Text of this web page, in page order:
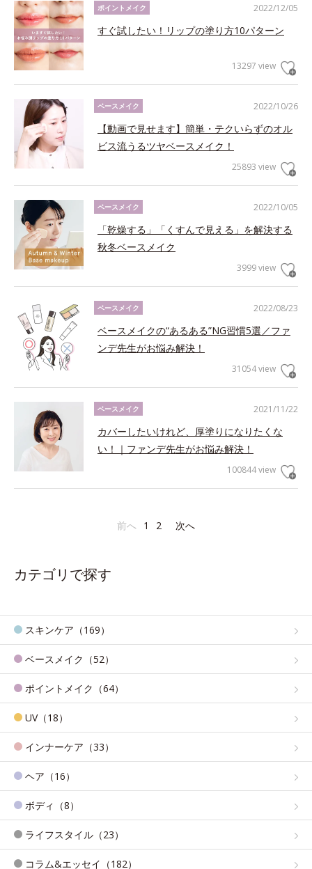
2022/12/05
ポイントメイク
すぐ試したい！リップの塗り方10パターン
13297 view
2022/10/26
ベースメイク
【動画で見せます】簡単・テクいらずのオル
ビス流うるツヤベースメイク！
25893 view
2022/10/05
ベースメイク
「乾燥する」「くすんで見える」を解決する
秋冬ベースメイク
3999 view
2022/08/23
ベースメイク
ベースメイクの“あるある”NG習慣5選／ファ
ンデ先生がお悩み解決！
31054 view
2021/11/22
ベースメイク
カバーしたいけれど、厚塗りになりたくな
い！｜ファンデ先生がお悩み解決！
100844 view
前へ 1 2 次へ
カテゴリで探す
スキンケア（169）
ベースメイク（52）
ポイントメイク（64）
UV（18）
インナーケア（33）
ヘア（16）
ボディ（8）
ライフスタイル（23）
コラム&エッセイ（182）